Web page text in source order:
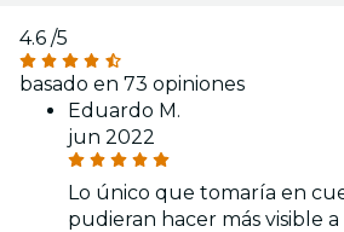
4.6 /5
basado en 73 opiniones
Eduardo M.
jun 2022
Lo único que tomaría en
pudieran hacer más visible